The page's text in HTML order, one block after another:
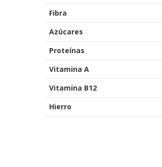
Fibra
Azúcares
Proteínas
Vitamina A
Vitamina B12
Hierro